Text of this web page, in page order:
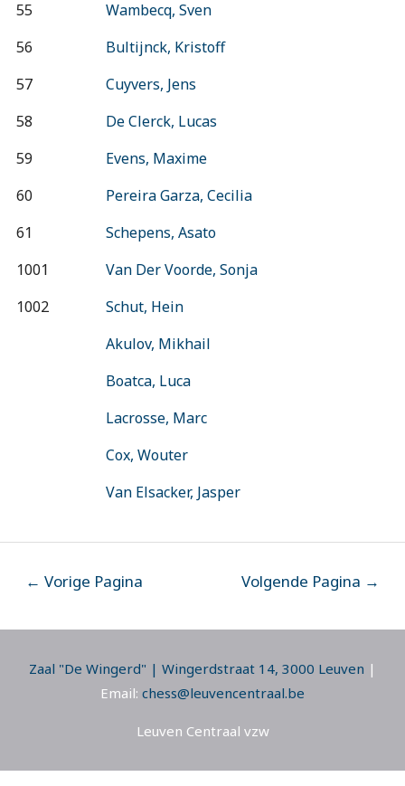
55
Wambecq, Sven
56
Bultijnck, Kristoff
57
Cuyvers, Jens
58
De Clerck, Lucas
59
Evens, Maxime
60
Pereira Garza, Cecilia
61
Schepens, Asato
1001
Van Der Voorde, Sonja
1002
Schut, Hein
Akulov, Mikhail
Boatca, Luca
Lacrosse, Marc
Cox, Wouter
Van Elsacker, Jasper
← Vorige Pagina Volgende Pagina →
Zaal "De Wingerd" | Wingerdstraat 14, 3000 Leuven |
Email: chess@leuvencentraal.be
Leuven Centraal vzw